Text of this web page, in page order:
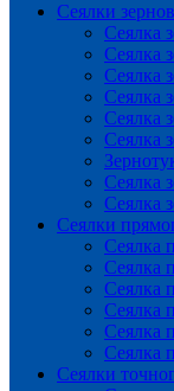
Сеялки
Сеялка
Сеялка
Сеялка
Сеялка
Сеялка
Сеялка
Сеялка
Сеялка
Сеялки
Сеялка
Сеялка
Сеялка
Сеялка
Сеялка
Сеялка
Сеялки